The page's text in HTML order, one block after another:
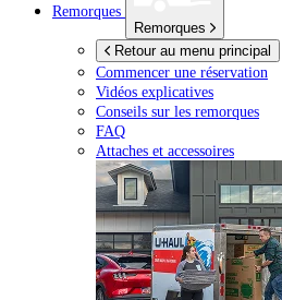
Remorques
Remorques
Retour au menu principal
Commencer une réservation
Vidéos explicatives
Conseils sur les remorques
FAQ
Attaches et accessoires